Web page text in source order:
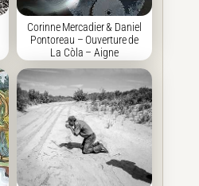
Corinne Mercadier & Daniel
Pontoreau – Ouverture de
La Còla – Aigne